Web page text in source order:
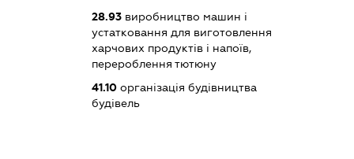
28.93виробництво машин і
устатковання для виготовлення
харчових продуктів і напоїв,
перероблення тютюну
41.10організація будівництва
будівель